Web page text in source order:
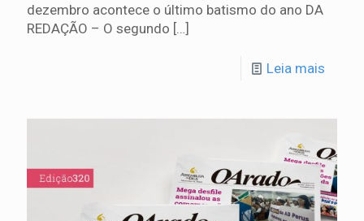
dezembro acontece o último batismo do ano DA
REDAÇÃO – O segundo […]
Leia mais